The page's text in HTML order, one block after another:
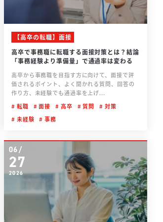
【高卒の転職】面接
高卒で事務職に転職する面接対策とは？結論
「事務経験より準備量」で通過率は変わる
高卒から事務職を目指す方に向けて、面接で評
価されるポイント、よく聞かれる質問、回答の
作り方、未経験でも通過率を上げ...
転職
面接 高卒 質問
対策
未経験
事務
06/
27
2026